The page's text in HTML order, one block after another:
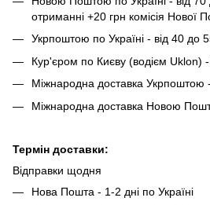
отриманні +20 грн комісія Нової
Укрпоштою по Україні - від 40 до
Кур'єром по Києву (водієм
Міжнародна доставка Укрпоштою
Міжнародна доставка Новою
Термін доставки:
Відправки щодня
Нова Пошта - 1-2 дні по Україні